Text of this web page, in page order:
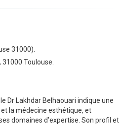
31000).
31000 Toulouse.
Dr Lakhdar Belhaouari indique une
la médecine esthétique, et
domaines d’expertise. Son profil et